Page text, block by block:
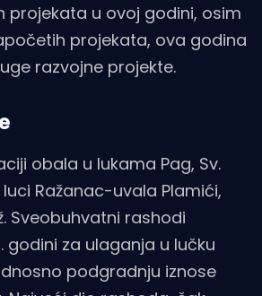
projekata u ovoj godini, osim
projekata, ova godina
razvojne projekte.
obala u lukama Pag, Sv.
luci Ražanac-uvala Plamići,
Sveobuhvatni rashodi
godini za ulaganja u lučku
podgradnju iznose